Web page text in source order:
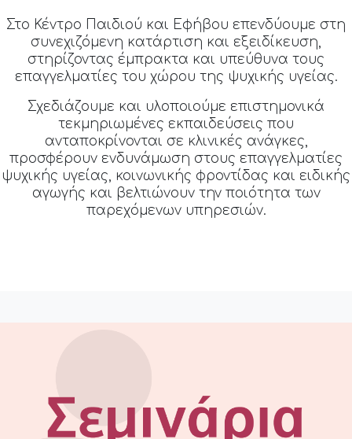
Στο Κέντρο Παιδιού και Εφήβου επενδύουμε στη
συνεχιζόμενη κατάρτιση και εξειδίκευση,
στηρίζοντας έμπρακτα και υπεύθυνα τους
επαγγελματίες του χώρου της ψυχικής υγείας.
Σχεδιάζουμε και υλοποιούμε επιστημονικά
τεκμηριωμένες εκπαιδεύσεις που
ανταποκρίνονται σε κλινικές ανάγκες,
προσφέρουν ενδυνάμωση στους επαγγελματίες
ψυχικής υγείας, κοινωνικής φροντίδας και ειδικής
αγωγής και βελτιώνουν την ποιότητα των
παρεχόμενων υπηρεσιών.